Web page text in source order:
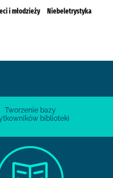
i młodzieży Niebeletrystyka
Tworzenie bazy
biblioteki